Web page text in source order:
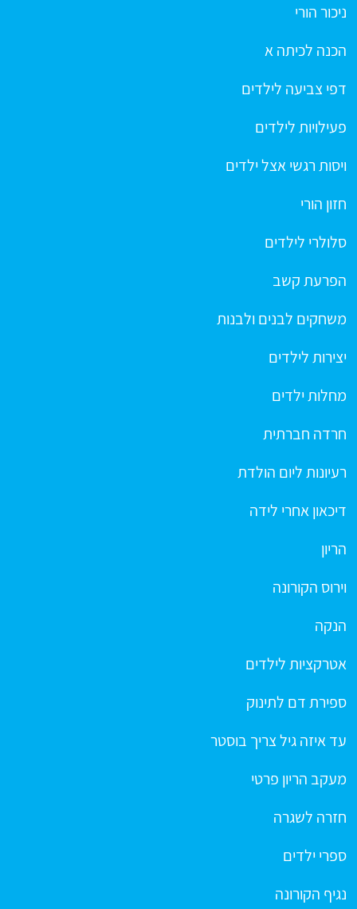
ניכור הורי
הכנה לכיתה א
דפי צביעה לילדים
פעילויות לילדים
ויסות רגשי אצל ילדים
חזון הורי
סלולרי לילדים
הפרעת קשב
משחקים לבנים ולבנות
יצירות לילדים
מחלות ילדים
חרדה חברתית
רעיונות ליום הולדת
דיכאון אחרי לידה
הריון
וירוס הקורונה
הנקה
אטרקציות לילדים
ספירת דם לתינוק
עד איזה גיל צריך בוסטר
מעקב הריון פרטי
חזרה לשגרה
ספרי ילדים
נגיף הקורונה